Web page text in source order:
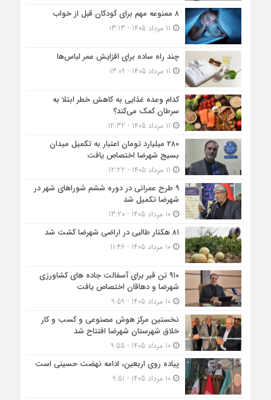
۸ ممنوعه مهم برای کودکان قبل از خواب
چند راه ساده برای افزایش عمر لباس‌ها
کدام وعده غذایی به کاهش خطر ابتلا به
سرطان کمک می‌کند؟
۲۸۰ میلیارد تومان اعتبار به تکمیل میدان
بسیج شهرضا اختصاص یافت
۹ طرح عمرانی در دوره ششم شوراهای شهر در
شهرضا تکمیل شد
10 مرداد 1405 - 13:20
۸۱ هکتار طالبی در اراضی شهرضا کشت شد
10 مرداد 1405 - 11:46
۹۱۰ تن قیر برای آسفالت جاده های کشاورزی
شهرضا و دهاقان اختصاص یافت
10 مرداد 1405 - 9:59
نخستین مرکز هوش مصنوعی و کسب‌ و کار
خلاق شهرستان شهرضا افتتاح شد
10 مرداد 1405 - 9:55
پیاده روی اربعین، ادامه نهضت حسینی است
10 مرداد 1405 - 9:51